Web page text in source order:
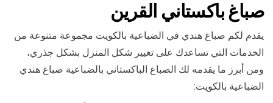
صباغ باكستاني القرين
يقدم لكم صباغ هندي في الضباعية بالكويت مجموعة متنوعة من
الخدمات التي تساعدك على تغيير شكل المنزل بشكل جذري،
ومن أبرز ما يقدمه لك الصباغ الباكستاني بالضباعية صباغ هندي
الضباعية بالكويت: